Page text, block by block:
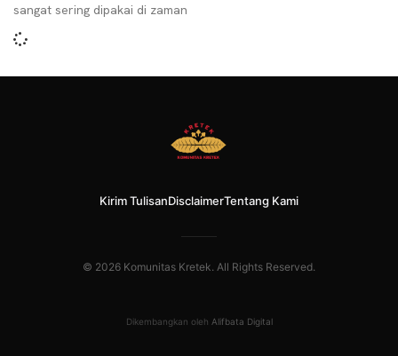
sangat sering dipakai di zaman
Kirim TulisanDisclaimerTentang Kami
© 2026 Komunitas Kretek. All Rights Reserved.
Dikembangkan oleh Alifbata Digital